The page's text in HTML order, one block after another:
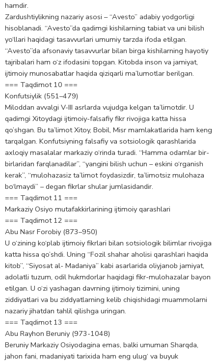
hamdir.
Zardushtiylikning nazariy asosi – “Avesto” adabiy yodgorligi
hisoblanadi. “Avesto”da qadimgi kishilarning tabiat va uni bilish
yo‘llari haqidagi tasavvurlari umumiy tarzda ifoda etilgan.
“Avesto”da afsonaviy tasavvurlar bilan birga kishilarning hayotiy
tajribalari ham o‘z ifodasini topgan. Kitobda inson va jamiyat,
ijtimoiy munosabatlar haqida qiziqarli ma’lumotlar berilgan.
=== Taqdimot 10 ===
Konfutsiylik (551–479)
Miloddan avvalgi V-III asrlarda vujudga kelgan ta’limotdir. U
qadimgi Xitoydagi ijtimoiy-falsafiy fikr rivojiga katta hissa
qo’shgan. Bu ta’limot Xitoy, Bobil, Misr mamlakatlarida ham keng
tarqalgan. Konfutsiyning falsafiy va sotsiologik qarashlarida
axloqiy masalalar markaziy o‘rinda turadi. “Hamma odamlar bir-
birlaridan farqlanadilar”, “yangini bilish uchun – eskini o‘rganish
kerak”, “mulohazasiz ta’limot foydasizdir, ta’limotsiz mulohaza
bo‘lmaydi” – degan fikrlar shular jumlasidandir.
=== Taqdimot 11 ===
Markaziy Osiyo mutafakkirlarining ijtimoiy qarashlari
=== Taqdimot 12 ===
Abu Nasr Forobiy (873–950)
U o‘zining ko‘plab ijtimoiy fikrlari bilan sotsiologik bilimlar rivojiga
katta hissa qo’shdi. Uning “Fozil shahar aholisi qarashlari haqida
kitob”, “Siyosat al- Madaniya” kabi asarlarida oliyjanob jamiyat,
adolatli tuzum, odil hukmdorlar haqidagi fikr-mulohazalar bayon
etilgan. U o‘zi yashagan davrning ijtimoiy tizimini, uning
ziddiyatlari va bu ziddyatlarning kelib chiqishidagi muammolarni
nazariy jihatdan tahlil qilishga uringan.
=== Taqdimot 13 ===
Abu Rayhon Beruniy (973-1048)
Beruniy Markaziy Osiyodagina emas, balki umuman Sharqda,
jahon fani, madaniyati tarixida ham eng ulug‘ va buyuk